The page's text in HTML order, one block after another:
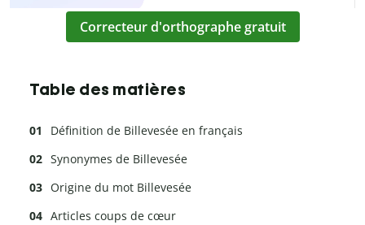
Correcteur d'orthographe gratuit
Table des matières
Définition de Billevesée en français
Synonymes de Billevesée
Origine du mot Billevesée
Articles coups de cœur